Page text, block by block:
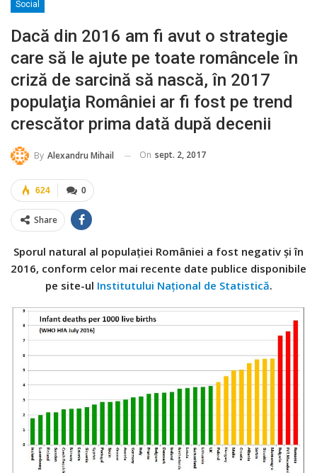
Social
Dacă din 2016 am fi avut o strategie
care să le ajute pe toate româncele în
criză de sarcină să nască, în 2017
populaţia României ar fi fost pe trend
crescător prima dată după decenii
By Alexandru Mihail On sept. 2, 2017
0
624
Share
Sporul natural al populaţiei României a fost negativ şi în
2016, conform celor mai recente date publice disponibile
pe site-ul Institutului Naţional de Statistică.